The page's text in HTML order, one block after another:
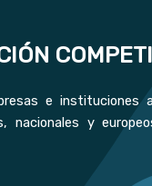
e instituciones
nacionales y